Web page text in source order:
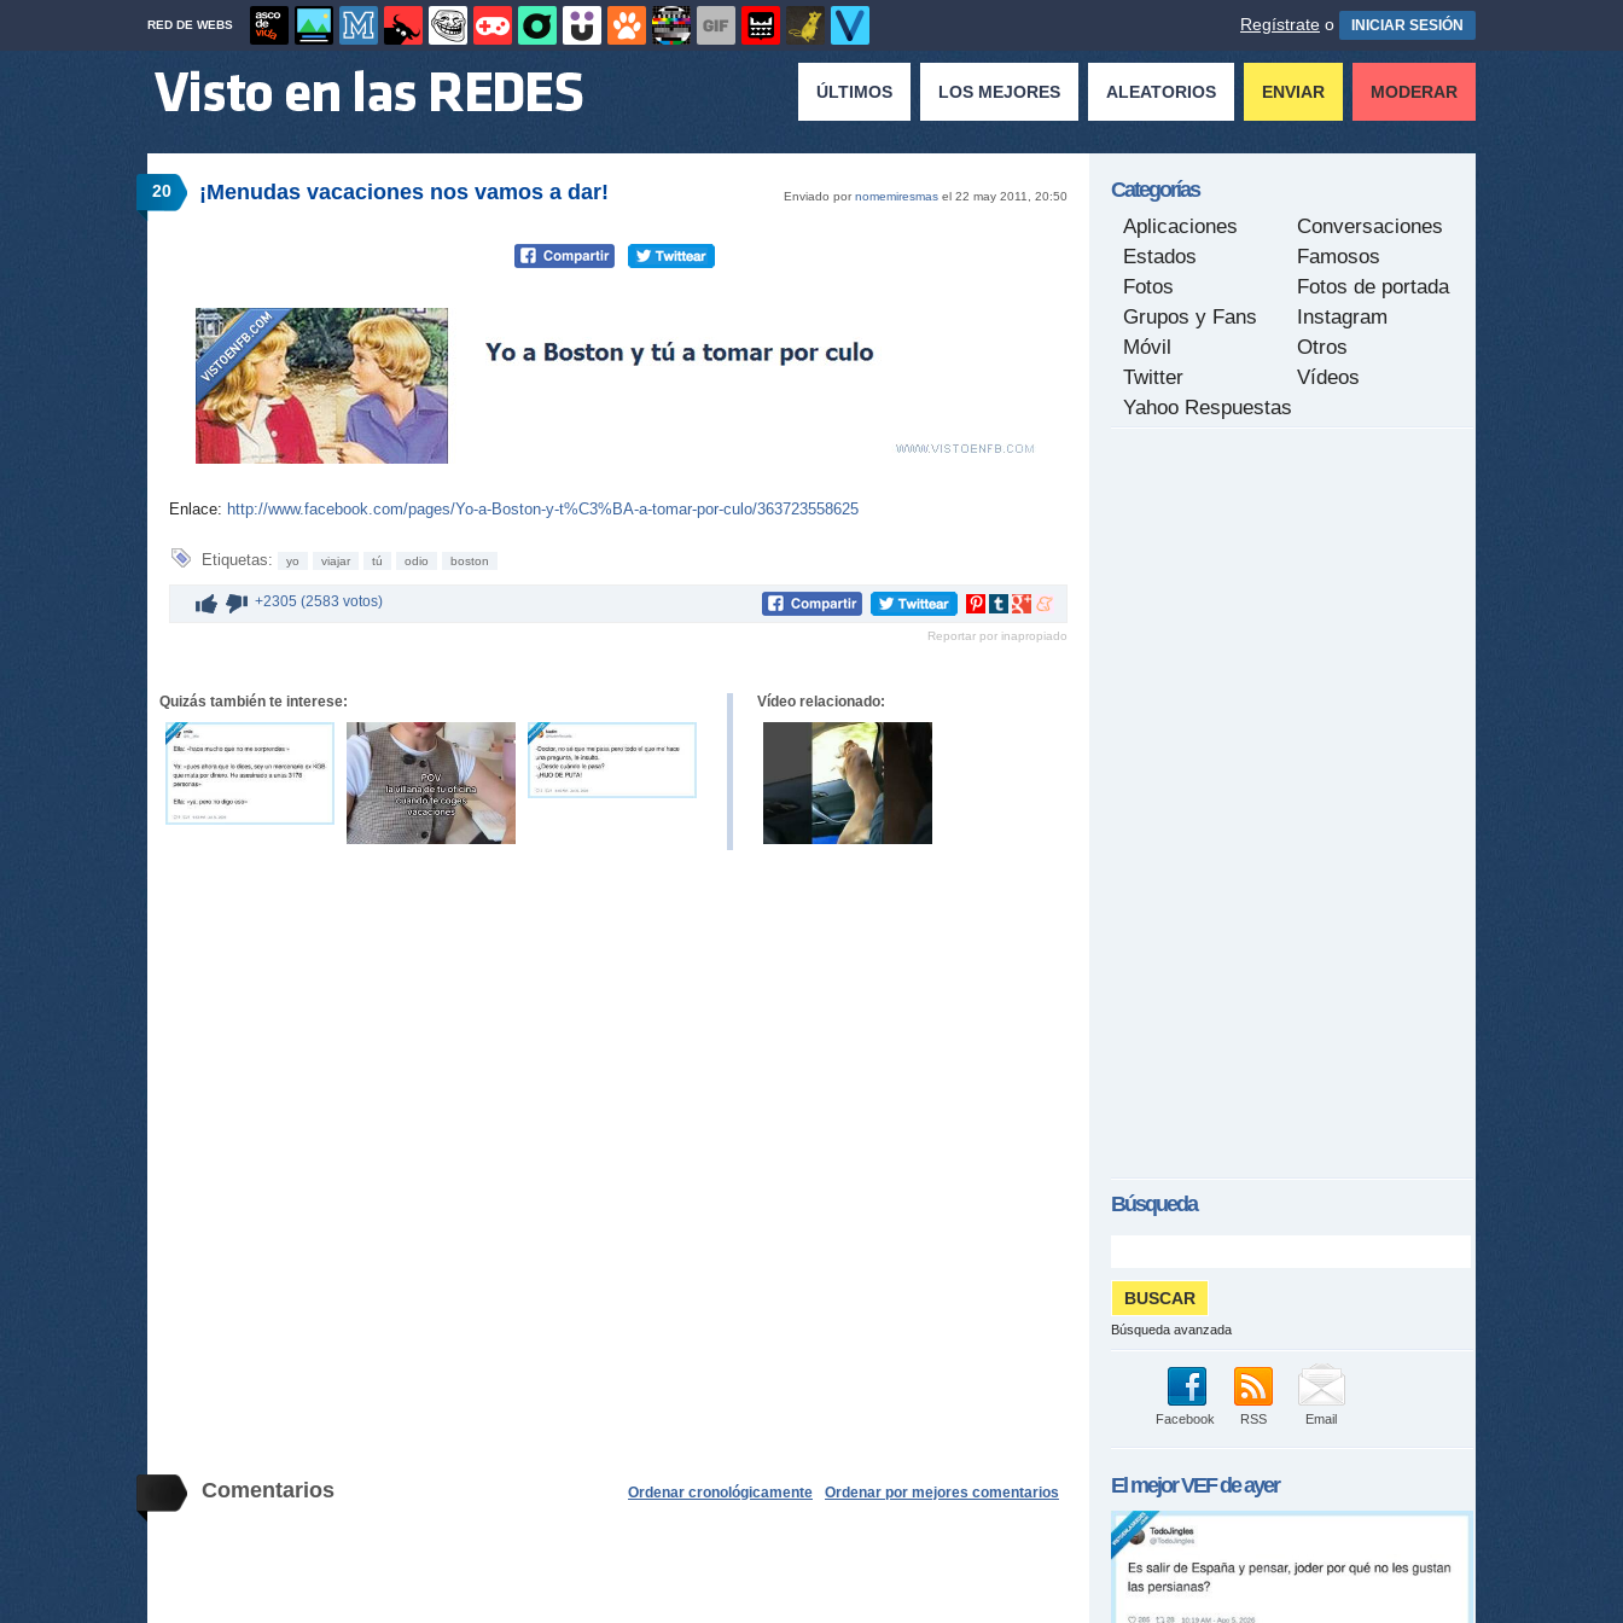
RED DE WEBS Regístrate o INICIAR SESIÓN
ÚLTIMOS LOS MEJORES ALEATORIOS ENVIAR MODERAR
20 Enviado pornomemiresmas el 22 may 2011, 20:50
¡Menudas vacaciones nos vamos a dar!
Enlace: http://www.facebook.com/pages/Yo-a-Boston-y-t%C3%BA-a-tomar-por-culo/363723558625
Etiquetas: yo viajar tú odio boston
+2305 (2583 votos)
Compartir
Pinterest
Compartir
tumblr
Compartir
Google+
Compartir
meneame
Reportar por inapropiado
Quizás también te interese: Vídeo relacionado:
Comentarios Ordenar por mejores comentarios
Ordenar cronológicamente
Categorías
Aplicaciones
Conversaciones
Estados
Famosos
Fotos
Fotos de portada
Grupos y Fans
Instagram
Móvil
Otros
Twitter
Vídeos
Yahoo Respuestas
Búsqueda
Búsqueda avanzada
Facebook RSS Email
El mejorVEFde ayer